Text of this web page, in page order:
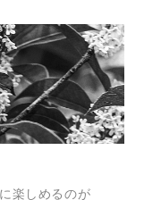
楽しめるのが